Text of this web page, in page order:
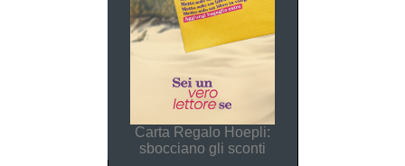
Carta Regalo Hoepli:
sbocciano gli sconti